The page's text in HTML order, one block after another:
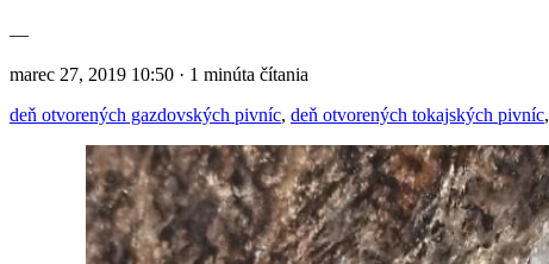
—
marec 27, 2019 10:50 · 1 minúta čítania
deň otvorených gazdovských pivníc, deň otvorených tokajských pivníc,